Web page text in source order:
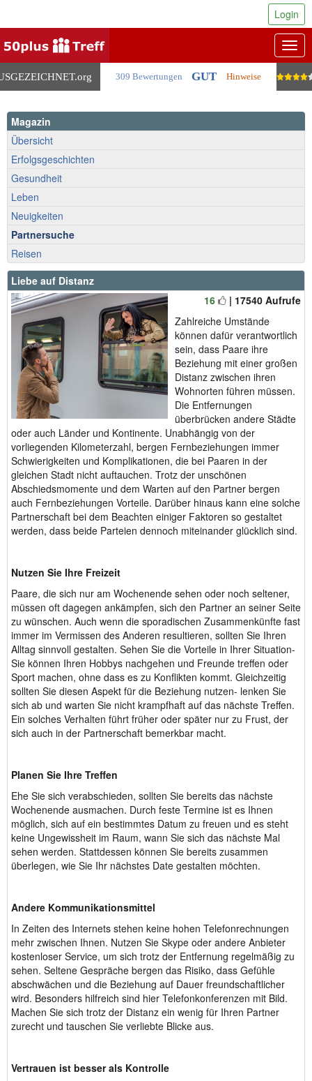
.org 309 Bewertungen GUT Hinweise
Login
Magazin
Übersicht
Erfolgsgeschichten
Gesundheit
Leben
Neuigkeiten
Partnersuche
Reisen
Liebe auf Distanz
16
| 17540 Aufrufe
Zahlreiche Umstände
können dafür verantwortlich
sein, dass Paare ihre
Beziehung mit einer großen
Distanz zwischen ihren
Wohnorten führen müssen.
Die Entfernungen
überbrücken andere Städte
oder auch Länder und Kontinente. Unabhängig von der
vorliegenden Kilometerzahl, bergen Fernbeziehungen immer
Schwierigkeiten und Komplikationen, die bei Paaren in der
gleichen Stadt nicht auftauchen. Trotz der unschönen
Abschiedsmomente und dem Warten auf den Partner bergen
auch Fernbeziehungen Vorteile. Darüber hinaus kann eine solche
Partnerschaft bei dem Beachten einiger Faktoren so gestaltet
werden, dass beide Parteien dennoch miteinander glücklich sind.
Nutzen Sie Ihre Freizeit
Paare, die sich nur am Wochenende sehen oder noch seltener,
müssen oft dagegen ankämpfen, sich den Partner an seiner Seite
zu wünschen. Auch wenn die sporadischen Zusammenkünfte fast
immer im Vermissen des Anderen resultieren, sollten Sie Ihren
Alltag sinnvoll gestalten. Sehen Sie die Vorteile in Ihrer Situation-
Sie können Ihren Hobbys nachgehen und Freunde treffen oder
Sport machen, ohne dass es zu Konflikten kommt. Gleichzeitig
sollten Sie diesen Aspekt für die Beziehung nutzen- lenken Sie
sich ab und warten Sie nicht krampfhaft auf das nächste Treffen.
Ein solches Verhalten führt früher oder später nur zu Frust, der
sich auch in der Partnerschaft bemerkbar macht.
Planen Sie Ihre Treffen
Ehe Sie sich verabschieden, sollten Sie bereits das nächste
Wochenende ausmachen. Durch feste Termine ist es Ihnen
möglich, sich auf ein bestimmtes Datum zu freuen und es steht
keine Ungewissheit im Raum, wann Sie sich das nächste Mal
sehen werden. Stattdessen können Sie bereits zusammen
überlegen, wie Sie Ihr nächstes Date gestalten möchten.
Andere Kommunikationsmittel
In Zeiten des Internets stehen keine hohen Telefonrechnungen
mehr zwischen Ihnen. Nutzen Sie Skype oder andere Anbieter
kostenloser Service, um sich trotz der Entfernung regelmäßig zu
sehen. Seltene Gespräche bergen das Risiko, dass Gefühle
abschwächen und die Beziehung auf Dauer freundschaftlicher
wird. Besonders hilfreich sind hier Telefonkonferenzen mit Bild.
Machen Sie sich trotz der Distanz ein wenig für Ihren Partner
zurecht und tauschen Sie verliebte Blicke aus.
Vertrauen ist besser als Kontrolle